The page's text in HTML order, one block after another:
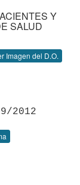
Y
SALUD
Imagen del D.O.